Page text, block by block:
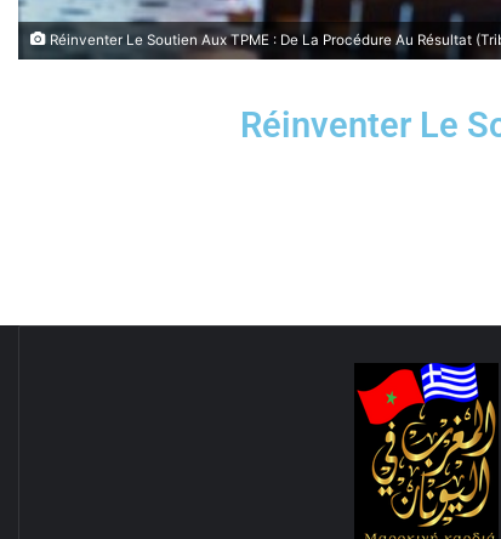
Réinventer Le Soutien Aux TPME : De La Procédure Au Résultat
Réinventer Le